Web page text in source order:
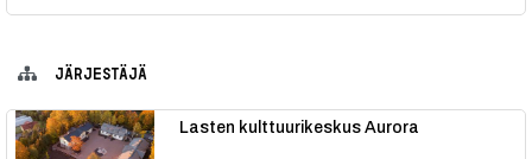
JÄRJESTÄJÄ
Lasten kulttuurikeskus Aurora